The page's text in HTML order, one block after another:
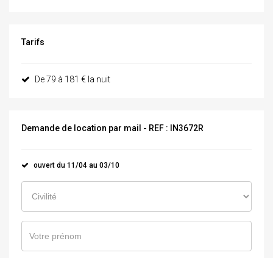
Tarifs
De 79 à 181 € la nuit
Demande de location par mail - REF : IN3672R
ouvert du 11/04 au 03/10